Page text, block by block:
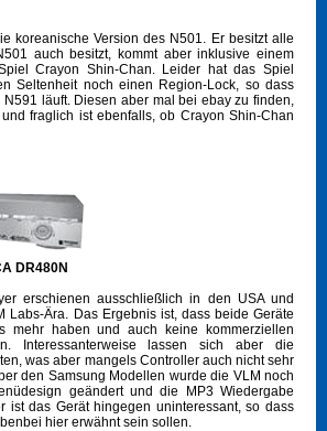
koreanische Version des N501. Er besitzt alle
auch besitzt, kommt aber inklusive einem
Crayon Shin-Chan. Leider hat das Spiel
Seltenheit noch einen Region-Lock, so dass
läuft. Diesen aber mal bei ebay zu finden,
fraglich ist ebenfalls, ob Crayon Shin-Chan
DR480N
erschienen ausschließlich in den USA und
Labs-Ära. Das Ergebnis ist, dass beide Geräte
mehr haben und auch keine kommerziellen
Interessanterweise lassen sich aber die
was aber mangels Controller auch nicht sehr
den Samsung Modellen wurde die VLM noch
geändert und die MP3 Wiedergabe
ist das Gerät hingegen uninteressant, so dass
hier erwähnt sein sollen.